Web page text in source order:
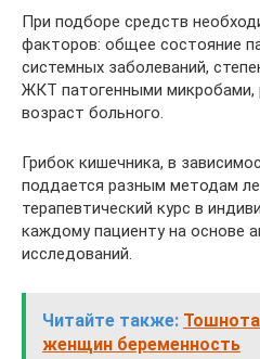
При подборе средств
факторов: общее состояние
системных заболеваний,
ЖКТ патогенными микробами,
возраст больного.
Грибок кишечника, в
поддается разным методам
терапевтический курс в
каждому пациенту на основе
исследований.
Читайте также:
женщин беременность